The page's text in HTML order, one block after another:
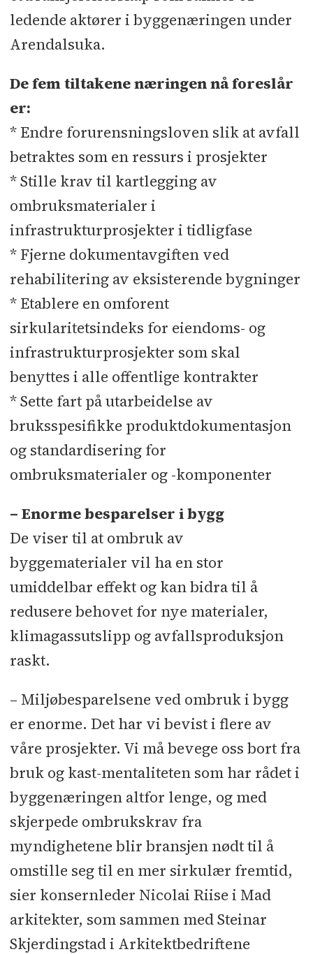
ledende aktører i byggenæringen under
Arendalsuka.
De fem tiltakene næringen nå foreslår
er:
* Endre forurensningsloven slik at avfall
betraktes som en ressurs i prosjekter
* Stille krav til kartlegging av
ombruksmaterialer i
infrastrukturprosjekter i tidligfase
* Fjerne dokumentavgiften ved
rehabilitering av eksisterende bygninger
* Etablere en omforent
sirkularitetsindeks for eiendoms- og
infrastrukturprosjekter som skal
benyttes i alle offentlige kontrakter
* Sette fart på utarbeidelse av
bruksspesifikke produktdokumentasjon
og standardisering for
ombruksmaterialer og -komponenter
– Enorme besparelser i bygg
De viser til at ombruk av
byggematerialer vil ha en stor
umiddelbar effekt og kan bidra til å
redusere behovet for nye materialer,
klimagassutslipp og avfallsproduksjon
raskt.
– Miljøbesparelsene ved ombruk i bygg
er enorme. Det har vi bevist i flere av
våre prosjekter. Vi må bevege oss bort fra
bruk og kast-mentaliteten som har rådet i
byggenæringen altfor lenge, og med
skjerpede ombrukskrav fra
myndighetene blir bransjen nødt til å
omstille seg til en mer sirkulær fremtid,
sier konsernleder Nicolai Riise i Mad
arkitekter, som sammen med Steinar
Skjerdingstad i Arkitektbedriftene